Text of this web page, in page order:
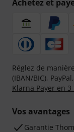
Achetez et
Réglez de
(IBAN/BIC),
Klarna Payer en 3
Vos avantages
Ga­ran­tie